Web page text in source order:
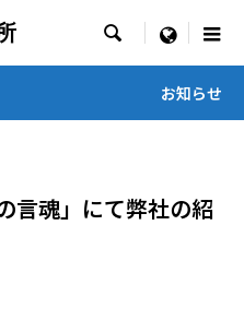
 menu
お知らせ
言魂」にて弊社の紹